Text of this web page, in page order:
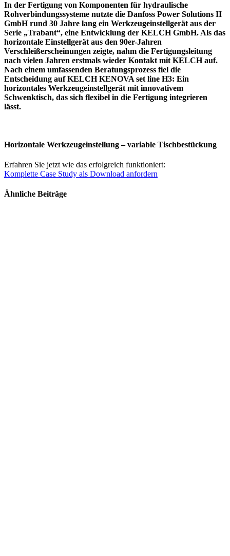
In der Fertigung von Komponenten für hydraulische
Rohverbindungssysteme nutzte die Danfoss Power Solutions II
GmbH rund 30 Jahre lang ein Werkzeugeinstellgerät aus der
Serie „Trabant“, eine Entwicklung der KELCH GmbH. Als das
horizontale Einstellgerät aus den 90er-Jahren
Verschleißerscheinungen zeigte, nahm die Fertigungsleitung
nach vielen Jahren erstmals wieder Kontakt mit KELCH auf.
Nach einem umfassenden Beratungsprozess fiel die
Entscheidung auf KELCH KENOVA set line H3: Ein
horizontales Werkzeugeinstellgerät mit innovativem
Schwenktisch, das sich flexibel in die Fertigung integrieren
lässt.
Horizontale Werkzeugeinstellung – variable Tischbestückung
Erfahren Sie jetzt wie das erfolgreich funktioniert:
Komplette Case Study als Download anfordern
Ähnliche Beiträge